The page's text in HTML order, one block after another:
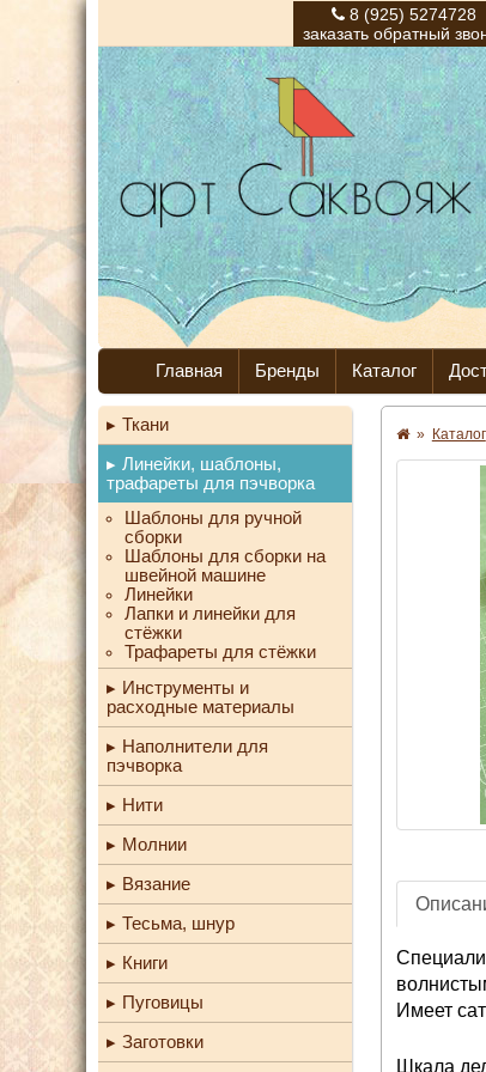
8 (925) 5274728
заказать обратный
Главная Бренды Каталог
Ткани
Линейки, шаблоны,
трафареты для пэчворка
Шаблоны для ручной
сборки
Шаблоны для сборки на
швейной машине
Линейки
Лапки и линейки для
стёжки
Трафареты для стёжки
Инструменты и
расходные материалы
Наполнители для
пэчворка
Нити
Молнии
Вязание
Тесьма, шнур
Книги
Пуговицы
Заготовки
» Каталог
Имеет
Шкала